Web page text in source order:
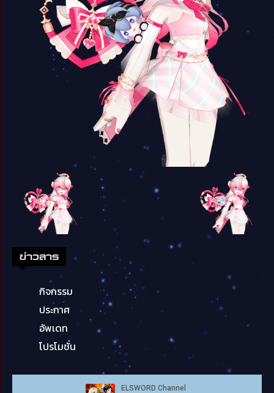
ข่าวสาร
กิจกรรม
ประกาศ
อัพเดท
โปรโมชั่น